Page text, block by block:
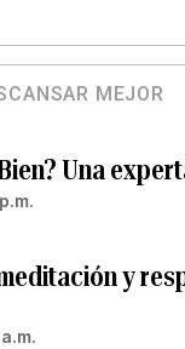
MEJOR
Una
y